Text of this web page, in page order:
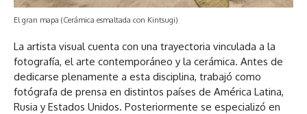
El gran mapa (Cerámica esmaltada con Kintsugi)
La artista visual cuenta con una trayectoria vinculada a la
fotografía, el arte contemporáneo y la cerámica. Antes de
dedicarse plenamente a esta disciplina, trabajó como
fotógrafa de prensa en distintos países de América Latina,
Rusia y Estados Unidos. Posteriormente se especializó en